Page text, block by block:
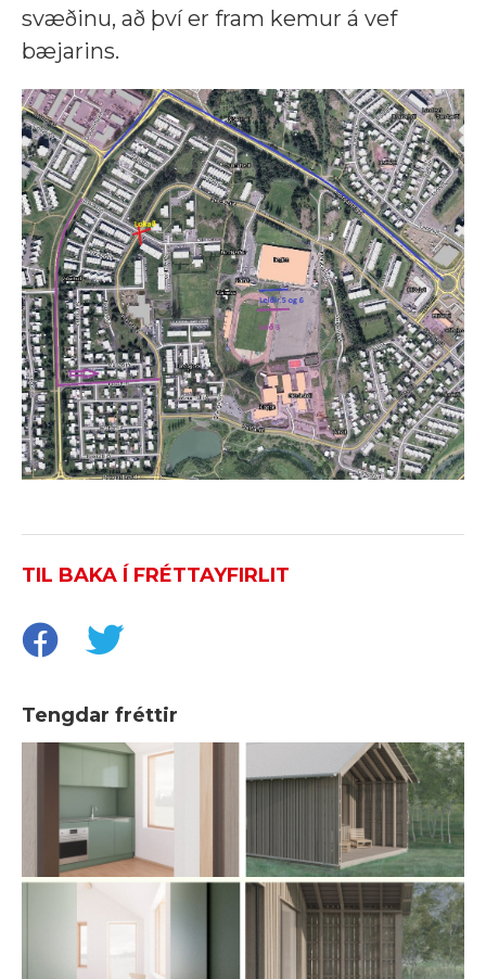
svæðinu, að því er fram kemur á vef
bæjarins.
TIL BAKA Í FRÉTTAYFIRLIT
Tengdar fréttir